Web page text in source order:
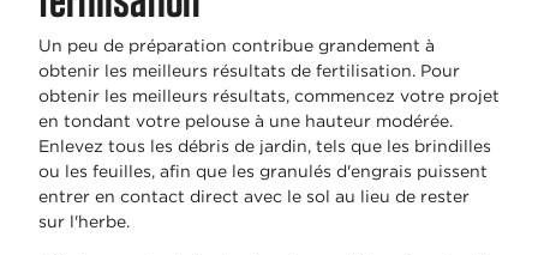
Un peu de préparation contribue grandement à
obtenir les meilleurs résultats de fertilisation. Pour
obtenir les meilleurs résultats, commencez votre projet
en tondant votre pelouse à une hauteur modérée.
Enlevez tous les débris de jardin, tels que les brindilles
ou les feuilles, afin que les granulés d'engrais puissent
entrer en contact direct avec le sol au lieu de rester
sur l'herbe.